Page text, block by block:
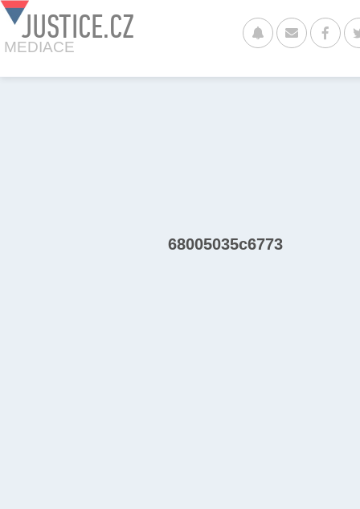
JUSTICE.CZ
MEDIACE
68005035c6773